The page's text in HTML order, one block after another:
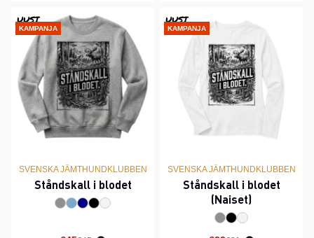
UUSI
KAMPANJA
SVENSKA JÄMTHUNDKLUBBEN
Ståndskall i blodet
UUSI
KAMPANJA
SVENSKA JÄMTHUNDKLUBBEN
Ståndskall i blodet
(Naiset)